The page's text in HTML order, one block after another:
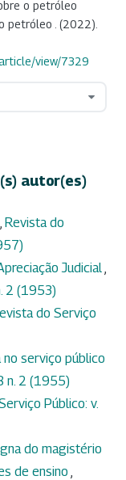
o petróleo
petróleo . (2022).
view/7329
autor(es)
, Revista do
Judicial,
2 (1953)
do Serviço
no serviço público
n. 2 (1955)
Público: v.
do magistério
de ensino ,